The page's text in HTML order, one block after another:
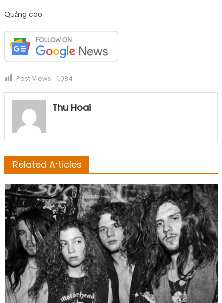
Quảng cáo
Post Views: 1,084
Thu Hoai
Related Articles